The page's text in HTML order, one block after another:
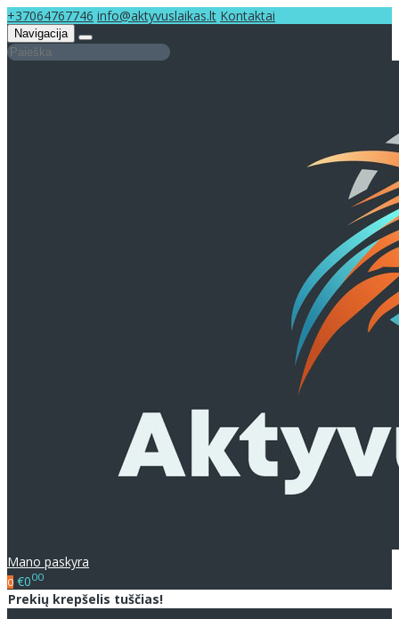
+37064767746 info@aktyvuslaikas.lt Kontaktai
Navigacija
Mano paskyra
0 €000
Prekių krepšelis tuščias!